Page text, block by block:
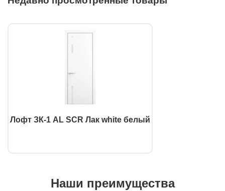
Лофт ЗК-1 AL SCR Лак white белый
Наши преимущества